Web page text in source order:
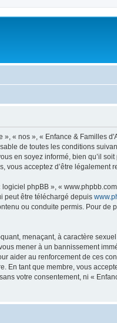
« nos », « Enfance & Familles
de toutes les conditions
en soyez informé, bien qu’il
acceptez d’être
phpBB », «
peut être téléchargé depuis
ou conduite permis. Pour
menaçant, à caractère
mener à un bannissement
aider au renforcement de ces
tant que membre, vous
votre consentement, ni «